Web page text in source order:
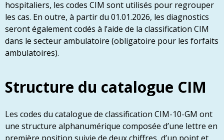
hospitaliers, les codes CIM sont utilisés pour regrouper
les cas. En outre, à partir du 01.01.2026, les diagnostics
seront également codés à l’aide de la classification CIM
dans le secteur ambulatoire (obligatoire pour les forfaits
ambulatoires).
Structure du catalogue CIM
Les codes du catalogue de classification CIM-10-GM ont
une structure alphanumérique composée d’une lettre en